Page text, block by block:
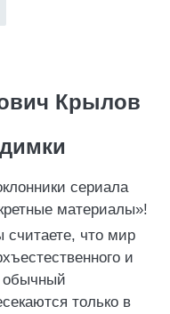
Крылов
сериала
материалы»!
считаете, что мир
и
только в